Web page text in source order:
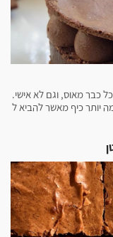
כבר מאוס, וגם לא אישי.
יותר כיף מאשר להביא ל